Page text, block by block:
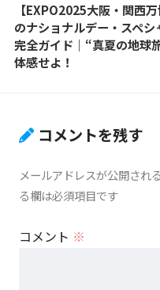
【EXPO2025大阪・関西
のナショナルデー・スペシ
完全ガイド｜“真夏の地球
体感せよ！
コメントを残す
メールアドレスが公開され
る欄は必須項目です
コメント ※